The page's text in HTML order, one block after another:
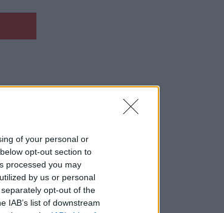
of your personal or
opt-out section to
processed you may
by us or personal
opt-out of the
IAB’s list of downstream